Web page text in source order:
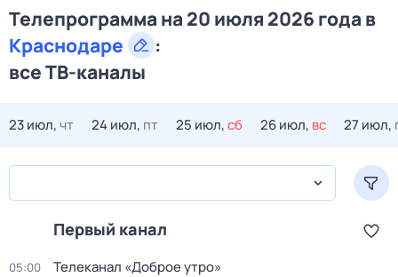
Телепрограмма на 20 июля 2026 года в
Краснодаре
:
все ТВ-каналы
23 июл,чт 24 июл, пт 25 июл,сб 26 июл, вс 27 июл,
Первый канал
05:00 Телеканал «Доброе утро»